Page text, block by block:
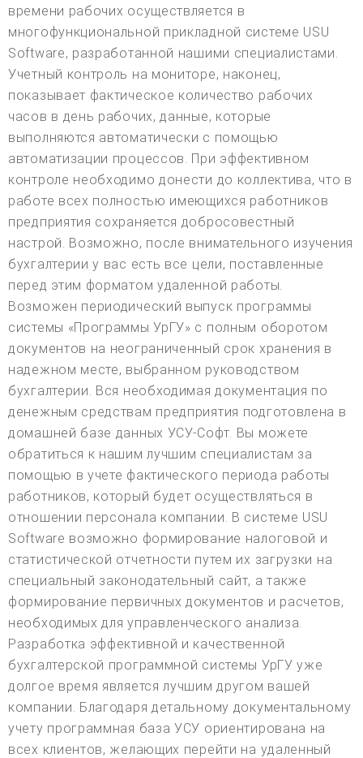
времени рабочих осуществляется в
многофункциональной прикладной системе USU
Software, разработанной нашими специалистами.
Учетный контроль на мониторе, наконец,
показывает фактическое количество рабочих
часов в день рабочих, данные, которые
выполняются автоматически с помощью
автоматизации процессов. При эффективном
контроле необходимо донести до коллектива, что в
работе всех полностью имеющихся работников
предприятия сохраняется добросовестный
настрой. Возможно, после внимательного изучения
бухгалтерии у вас есть все цели, поставленные
перед этим форматом удаленной работы.
Возможен периодический выпуск программы
системы «Программы УрГУ» с полным оборотом
документов на неограниченный срок хранения в
надежном месте, выбранном руководством
бухгалтерии. Вся необходимая документация по
денежным средствам предприятия подготовлена в
домашней базе данных УСУ-Софт. Вы можете
обратиться к нашим лучшим специалистам за
помощью в учете фактического периода работы
работников, который будет осуществляться в
отношении персонала компании. В системе USU
Software возможно формирование налоговой и
статистической отчетности путем их загрузки на
специальный законодательный сайт, а также
формирование первичных документов и расчетов,
необходимых для управленческого анализа.
Разработка эффективной и качественной
бухгалтерской программной системы УрГУ уже
долгое время является лучшим другом вашей
компании. Благодаря детальному документальному
учету программная база УСУ ориентирована на
всех клиентов, желающих перейти на удаленный